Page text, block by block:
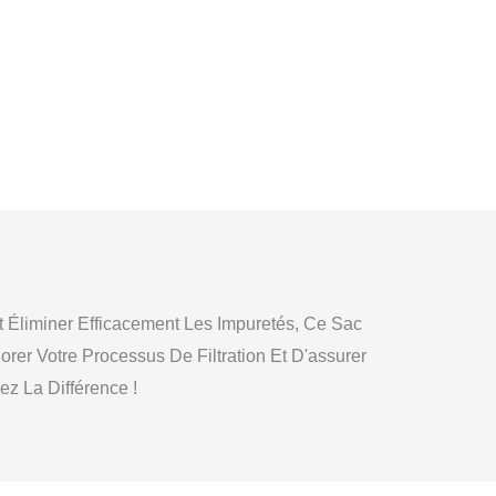
Efficacement Les Impuretés, Ce Sac
Votre Processus De Filtration Et D'assurer
La Différence !